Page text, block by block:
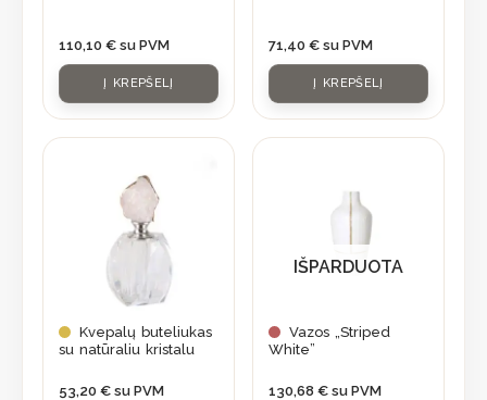
110,10 € su PVM
Į KREPŠELĮ
71,40 € su PVM
Į KREPŠELĮ
Kvepalų buteliukas
su natūraliu kristalu
53,20 € su PVM
IŠPARDUOTA
Vazos „Striped
White”
130,68 € su PVM